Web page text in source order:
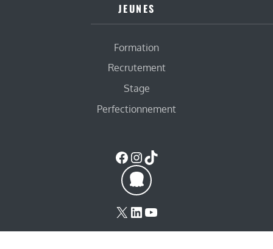
JEUNES
Formation
Recrutement
Stage
Perfectionnement
Facebook
Instagram
TikTok
X LinkedIn
YouTube